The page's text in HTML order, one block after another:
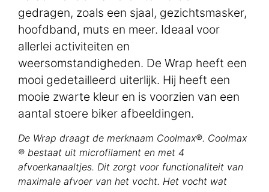
gedragen, zoals een sjaal, gezichtsmasker,
hoofdband, muts en meer. Ideaal voor
allerlei activiteiten en
weersomstandigheden. De Wrap heeft een
mooi gedetailleerd uiterlijk. Hij heeft een
mooie zwarte kleur en is voorzien van een
aantal stoere biker afbeeldingen.
De Wrap draagt de merknaam Coolmax®. Coolmax
® bestaat uit microfilament en met 4
afvoerkanaaltjes. Dit zorgt voor functionaliteit van
maximale afvoer van het vocht. Het vocht wat